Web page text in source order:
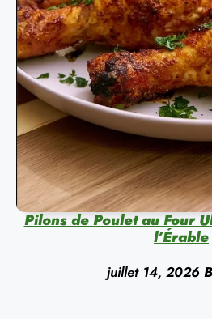
Pilons de Poulet au Four
l’Érable
juillet 14, 2026